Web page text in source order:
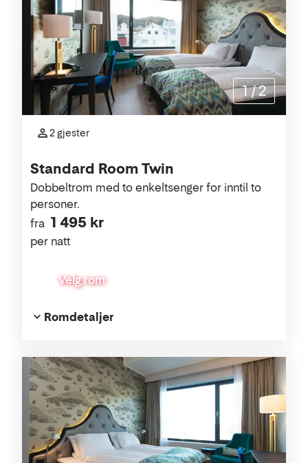
Standard Room Twin
fra 1 495 kr
per natt
Dobbeltrom med to enkeltsenger for inntil to
personer.
Velg rom
2 gjester
Romdetaljer
1 /2